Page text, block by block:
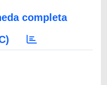
completa